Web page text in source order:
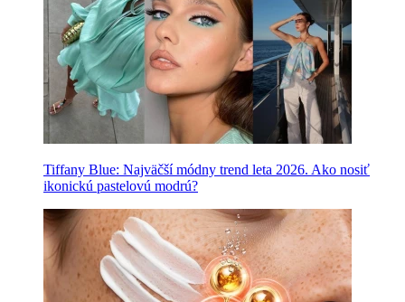
Tiffany Blue: Najväčší módny trend leta 2026. Ako nosiť
ikonickú pastelovú modrú?